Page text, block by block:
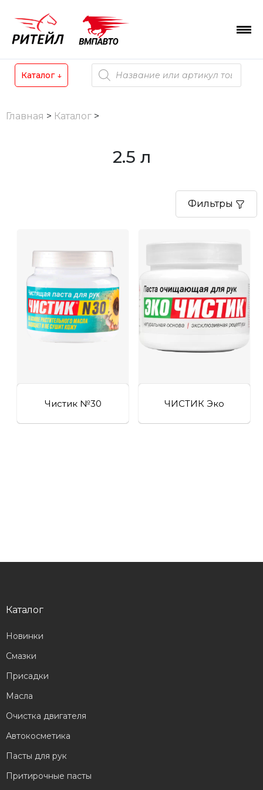
Skip
content
Каталог ↓
Поиск
товаров
Главная > Каталог >
2.5 л
Фильтры
Чистик №30 ЧИСТИК Эко
Каталог
Новинки
Смазки
Присадки
Масла
Очистка двигателя
Автокосметика
Пасты для рук
Притирочные пасты